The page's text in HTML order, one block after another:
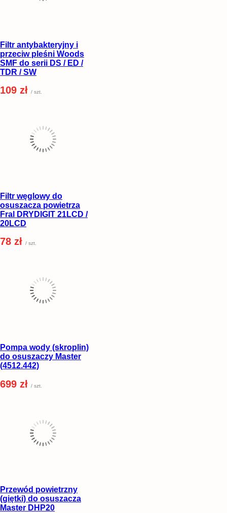
Filtr antybakteryjny i
przeciw pleśni Woods
SMF do serii DS / ED /
TDR / SW
109 zł / szt.
Filtr węglowy do
osuszacza powietrza
Fral DRYDIGIT 21LCD /
20LCD
78 zł / szt.
Pompa wody (skroplin)
do osuszaczy Master
(4512.442)
699 zł / szt.
Przewód powietrzny
(giętki) do osuszacza
Master DHP20